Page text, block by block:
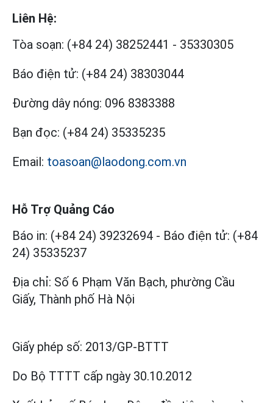
Liên Hệ:
Tòa soạn: (+84 24) 38252441 - 35330305
Báo điện tử: (+84 24) 38303044
Đường dây nóng: 096 8383388
Bạn đọc: (+84 24) 35335235
Email: toasoan@laodong.com.vn
Hỗ Trợ Quảng Cáo
Báo in: (+84 24) 39232694 - Báo điện tử: (+84
24) 35335237
Địa chỉ: Số 6 Phạm Văn Bạch, phường Cầu
Giấy, Thành phố Hà Nội
Giấy phép số: 2013/GP-BTTT
Do Bộ TTTT cấp ngày 30.10.2012